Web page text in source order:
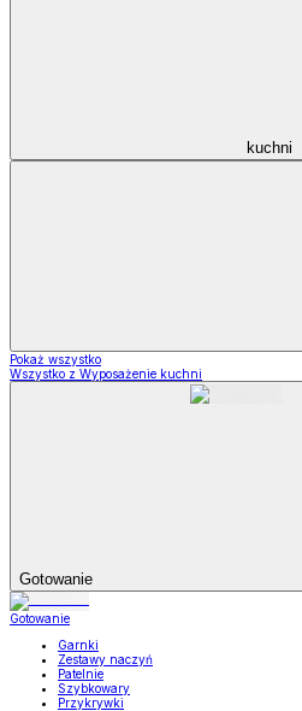
kuchni
Pokaż wszystko
Wszystko z Wyposażenie kuchni
Gotowanie
Gotowanie
Garnki
Zestawy naczyń
Patelnie
Szybkowary
Przykrywki